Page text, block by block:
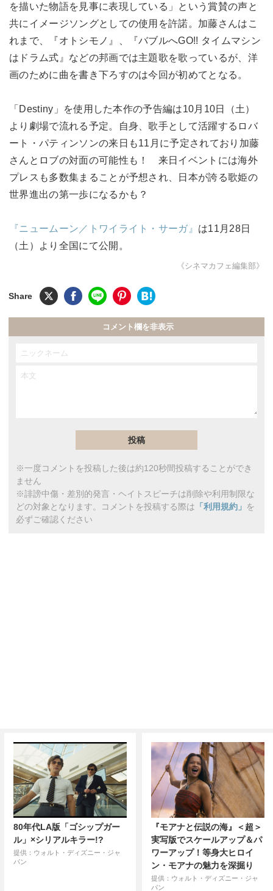
を描いた物語を見事に表現している」という賞賛の声と
共にイメージソングとしての使用を許諾。加藤さんはこ
れまで、『オトシモノ』、『バブルへGO!! タイムマシン
はドラム式』などの邦画では主題歌を歌っているが、洋
画のために曲を書き下ろすのは今回が初めてとなる。
「Destiny」を使用した本作の予告編は10月10日（土）
より劇場で流れる予定。自身、歌手として活躍するロバ
ート・パティンソンの来日も11月に予定されており加藤
さんとロブの対面の可能性も！ 来日イベントには海外
プレスも多数集まることが予想され、日本が誇る歌姫の
世界進出の第一歩になるかも？
『ニュームーン／トワイライト・サーガ』 は11月28日
（土）より全国にて公開。
《シネマカフェ編集部》
コメント欄を非表示
※一度コメントを投稿した後は約120秒間投稿することができ
ません
※誹謗中傷・差別的発言・ヘイトスピーチは削除や利用制限な
どの対象となります。コメントを投稿する際は 「利用規約」 を
必ずご確認ください
80年代LA版「ゴシップガー
ル」×シリアルキラー!?
提供：ウォルト・ディズニー・ジャ
パン
『モアナと伝説の海』＜超＞
実写版でスケールアップ＆パ
ワーアップ！等身大ヒロイ
ン・モアナの魅力を深掘り
提供：ウォルト・ディズニー・ジャ
パン